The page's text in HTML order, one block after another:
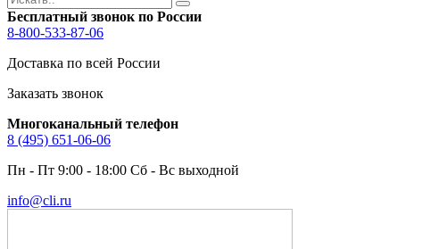
Бесплатный звонок по России
8-800-533-87-06
Доставка по всей России
Заказать звонок
Многоканальный телефон
8 (495) 651-06-06
Пн - Пт 9:00 - 18:00 Сб - Вс выходной
info@cli.ru